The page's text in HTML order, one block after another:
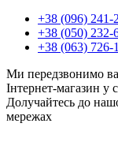
+38 (096) 241-
+38 (050) 232-
+38 (063) 726-
Ми передзвонимо
Інтернет-магазин у
Долучайтесь до
мережах